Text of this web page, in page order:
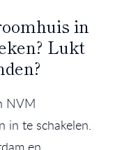
in
Lukt
NVM
in te schakelen.
en